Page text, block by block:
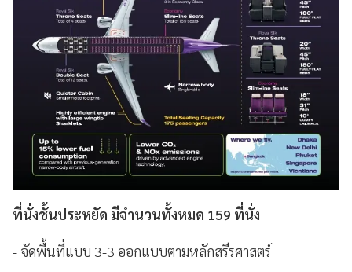
ที่นั่งชั้นประหยัด มีจำนวนทั้งหมด 159 ที่นั่ง
- จัดพื้นที่แบบ 3-3 ออกแบบตามหลักสรีรศาสตร์